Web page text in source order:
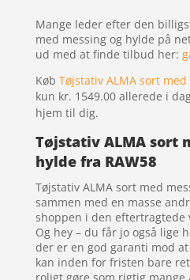
Mange leder efter den
med messing og hylde på
ud med at finde tilbud her:
Køb Tøjstativ ALMA sort
kun kr. 1549.00 allerede i
hjem til dig.
Tøjstativ ALMA sort
hylde fra RAW58
Tøjstativ ALMA sort med
sammen med en masse
shoppen i den eftertragtede
Og hey – du får jo også lige
der er en god garanti mod
kan inden for fristen bare